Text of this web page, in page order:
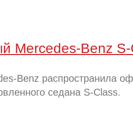
Mercedes-Benz S-
Benz распространила
седана S-Class.